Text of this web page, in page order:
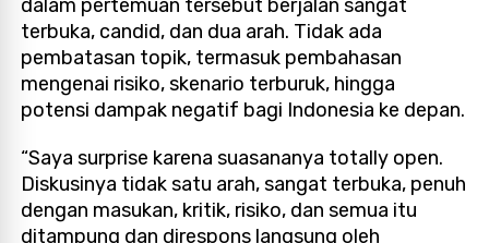
dalam pertemuan tersebut berjalan sangat
terbuka, candid, dan dua arah. Tidak ada
pembatasan topik, termasuk pembahasan
mengenai risiko, skenario terburuk, hingga
potensi dampak negatif bagi Indonesia ke depan.
“Saya surprise karena suasananya totally open.
Diskusinya tidak satu arah, sangat terbuka, penuh
dengan masukan, kritik, risiko, dan semua itu
ditampung dan direspons langsung oleh